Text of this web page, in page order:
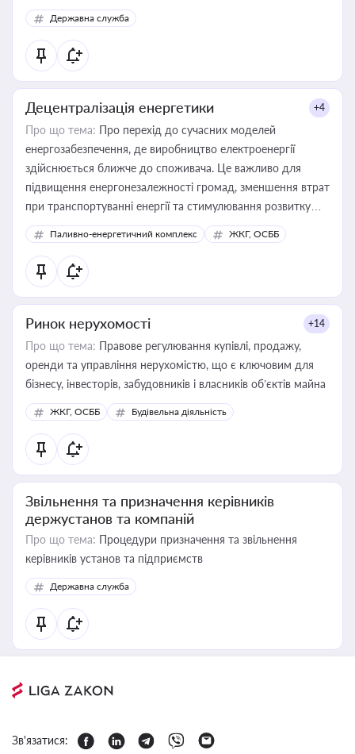
Державна служба
Децентралізація енергетики +4
Про що тема: Про перехід до сучасних моделей
енергозабезпечення, де виробництво електроенергії
здійснюється ближче до споживача. Це важливо для
підвищення енергонезалежності громад, зменшення втрат
при транспортуванні енергії та стимулювання розвитку
відновлюваних джерел
Паливно-енергетичний комплекс ЖКГ, ОСББ
Ринок нерухомості +14
Про що тема: Правове регулювання купівлі, продажу,
оренди та управління нерухомістю, що є ключовим для
бізнесу, інвесторів, забудовників і власників об’єктів майна
ЖКГ, ОСББ Будівельна діяльність
Звільнення та призначення керівників
держустанов та компаній
Про що тема: Процедури призначення та звільнення
керівників установ та підприємств
Державна служба
Зв'язатися: